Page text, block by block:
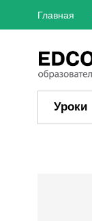
Главная
Уроки